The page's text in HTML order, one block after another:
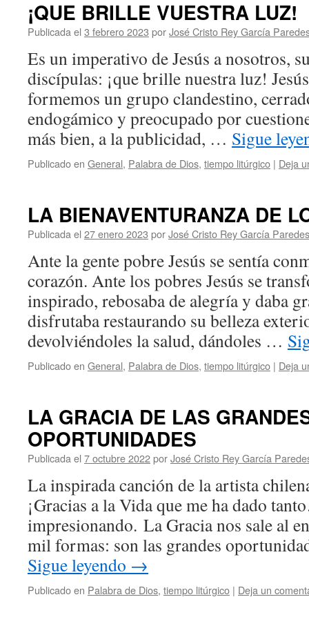
¡QUE BRILLE VUESTRA LUZ!
Publicada el 3 febrero 2023 porJosé Cristo Rey García
Es un imperativo de Jesús a nosotros,
discípulas: ¡que brille nuestra luz!
formemos un grupo clandestino,
endogámico y preocupado por
más bien, a la publicidad, … Sigue
Publicado en General, Palabra de Dios, tiempo litúrgico | Deja
LA BIENAVENTURANZA DE
Publicada el 27 enero 2023 porJosé Cristo Rey García Paredes
Ante la gente pobre Jesús se sentía
corazón. Ante los pobres Jesús se
inspirado, rebosaba de alegría y daba
disfrutaba restaurando su belleza
devolviéndoles la salud, dándoles …
Publicado en General, Palabra de Dios, tiempo litúrgico | Deja
LA GRACIA DE LAS
OPORTUNIDADES
Publicada el 7 octubre 2022porJosé Cristo Rey García
La inspirada canción de la artista
¡Gracias a la Vida que me ha dado
impresionando. La Gracia nos sale al
mil formas: son las grandes
Sigue leyendo →
Publicado en Palabra de Dios, tiempo litúrgico | Deja un